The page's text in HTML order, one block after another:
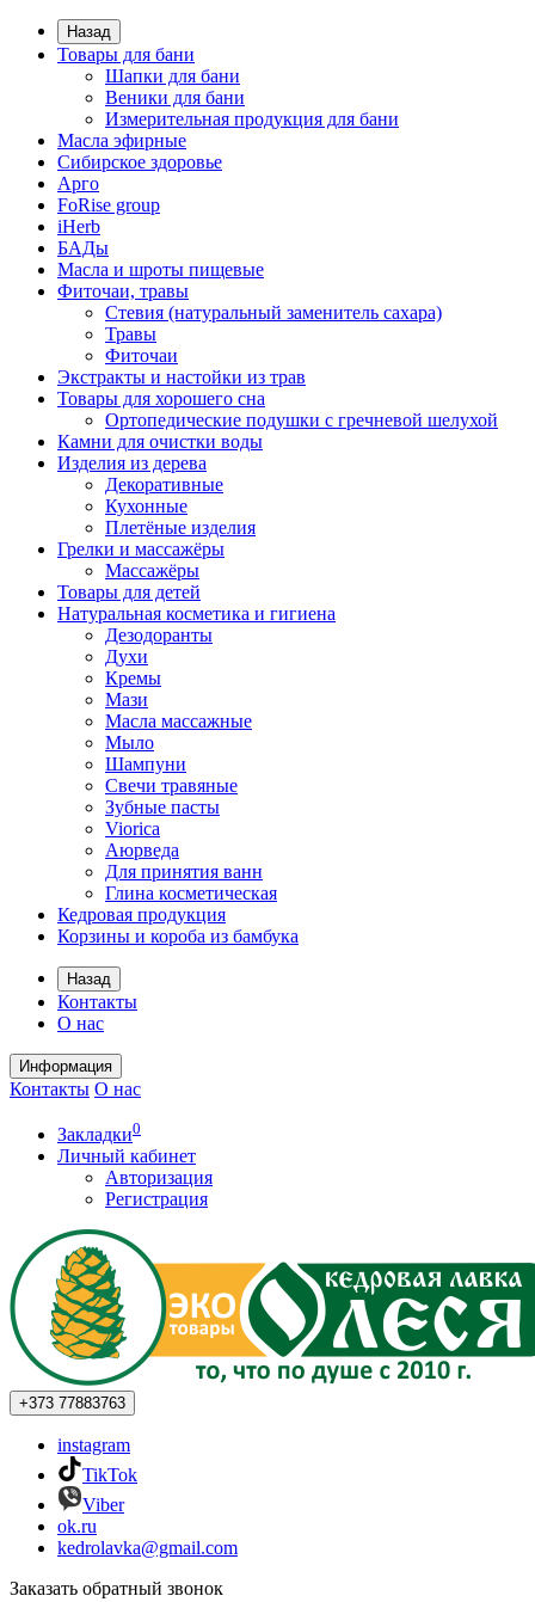
Назад
Товары для бани
Шапки для бани
Веники для бани
Измерительная продукция для бани
Масла эфирные
Сибирское здоровье
Арго
FoRise group
iHerb
БАДы
Масла и шроты пищевые
Фиточаи, травы
Стевия (натуральный заменитель сахара)
Травы
Фиточаи
Экстракты и настойки из трав
Товары для хорошего сна
Ортопедические подушки с гречневой шелухой
Камни для очистки воды
Изделия из дерева
Декоративные
Кухонные
Плетёные изделия
Грелки и массажёры
Массажёры
Товары для детей
Натуральная косметика и гигиена
Дезодоранты
Духи
Кремы
Мази
Масла массажные
Мыло
Шампуни
Свечи травяные
Зубные пасты
Viorica
Аюрведа
Для принятия ванн
Глина косметическая
Кедровая продукция
Корзины и короба из бамбука
Назад
Контакты
О нас
Информация
Контакты О нас
Закладки0
Личный кабинет
Авторизация
Регистрация
+373 77883763
instagram
TikTok
Viber
ok.ru
kedrolavka@gmail.com
Заказать обратный звонок